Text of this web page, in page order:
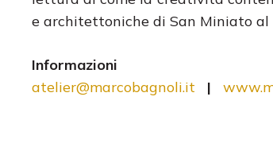
e architettoniche di San Miniato al
Informazioni
atelier@marcobagnoli.it |